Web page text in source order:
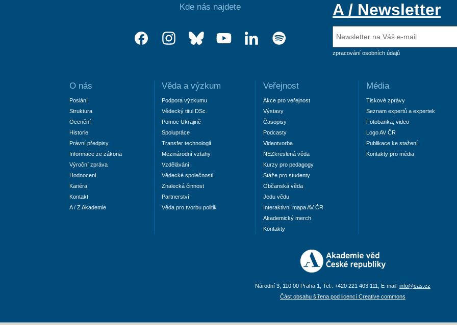
Kde nás najdete A / Newsletter
zpracování osobních údajů
O nás
Poslání
Struktura
Ocenění
Historie
Právní předpisy
Informace ze zákona
Výroční zpráva
Hodnocení
Kariéra
Kontakt
A / Z Akademie
Věda a výzkum
Podpora výzkumu
Vědecký titul DSc.
Pomoc Ukrajině
Spolupráce
Transfer technologií
Mezinárodní vztahy
Vzdělávání
Vědecké společnosti
Znalecká činnost
Partnerství
Věda pro tvorbu politik
Veřejnost
Akce pro veřejnost
Výstavy
Časopisy
Podcasty
Videotvorba
NEZkreslená věda
Kurzy pro pedagogy
Stáže pro studenty
Občanská věda
Jedu vědu
Interaktivní mapa AV ČR
Akademický merch
Kontakty
Média
Tiskové zprávy
Seznam expertů a expertek
Fotobanka, video
Logo AV ČR
Publikace ke stažení
Kontakty pro média
Národní 3, 110 00 Praha 1, Tel.: +420 221 403 111, E-mail: info@cas.cz
Část obsahu šířena pod licencí Creative commons